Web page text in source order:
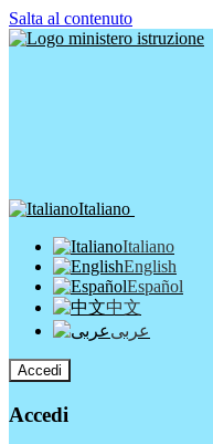
Salta al contenuto
Italiano
Italiano
English
Español
中文
عربى
Accedi
Accedi